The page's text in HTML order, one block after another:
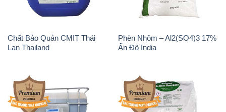
Magie Clorua – MGCL2 Dạng
Vảy Shreeji Magnesia Works
Ấn Độ India
KOH ( 90%) – Potassium
Hydroxide Unid Hàn Quốc
Korea